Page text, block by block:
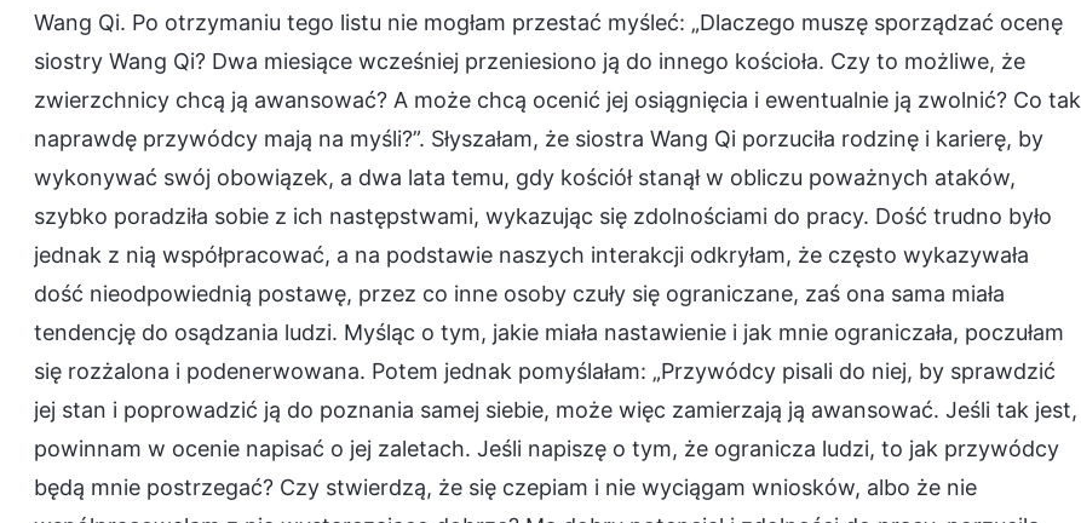
Wang Qi. Po otrzymaniu tego listu nie mogłam przestać myśleć: „Dlaczego muszę sporządzać ocenę
siostry Wang Qi? Dwa miesiące wcześniej przeniesiono ją do innego kościoła. Czy to możliwe, że
zwierzchnicy chcą ją awansować? A może chcą ocenić jej osiągnięcia i ewentualnie ją zwolnić? Co tak
naprawdę przywódcy mają na myśli?”. Słyszałam, że siostra Wang Qi porzuciła rodzinę i karierę, by
wykonywać swój obowiązek, a dwa lata temu, gdy kościół stanął w obliczu poważnych ataków,
szybko poradziła sobie z ich następstwami, wykazując się zdolnościami do pracy. Dość trudno było
jednak z nią współpracować, a na podstawie naszych interakcji odkryłam, że często wykazywała
dość nieodpowiednią postawę, przez co inne osoby czuły się ograniczane, zaś ona sama miała
tendencję do osądzania ludzi. Myśląc o tym, jakie miała nastawienie i jak mnie ograniczała, poczułam
się rozżalona i podenerwowana. Potem jednak pomyślałam: „Przywódcy pisali do niej, by sprawdzić
jej stan i poprowadzić ją do poznania samej siebie, może więc zamierzają ją awansować. Jeśli tak jest,
powinnam w ocenie napisać o jej zaletach. Jeśli napiszę o tym, że ogranicza ludzi, to jak przywódcy
będą mnie postrzegać? Czy stwierdzą, że się czepiam i nie wyciągam wniosków, albo że nie